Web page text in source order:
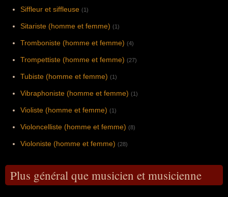
Siffleur et siffleuse (1)
Sitariste (homme et femme) (1)
Tromboniste (homme et femme) (4)
Trompettiste (homme et femme) (27)
Tubiste (homme et femme) (1)
Vibraphoniste (homme et femme) (1)
Violiste (homme et femme) (1)
Violoncelliste (homme et femme) (8)
Violoniste (homme et femme) (28)
Plus général que musicien et musicienne